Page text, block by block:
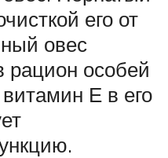
его от
овес
рацион особей
Е в его